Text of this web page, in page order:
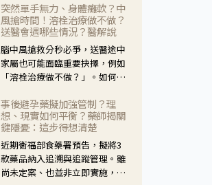
在重要。社團法人台灣自我照護
產業協會 提出「非處方藥正確使
用」與「藥師給力」，鼓勵民眾
建立安全且正確的自我照護習
慣。
突然單手無力、身體癱軟？中
風搶時間！溶栓治療做不做？
送醫會遇哪些情況？醫解說
腦中風搶救分秒必爭，送醫途中
家屬也可能面臨重要抉擇，例如
「溶栓治療做不做？」。如何搶
會理事長陳龍醫師解說！
事後避孕藥擬加強管制？理
想、現實如何平衡？藥師揭關
鍵隱憂：這步得想清楚
近期衛福部食藥署預告，擬將3
款藥品納入追溯與追蹤管理。雖
尚未定案、也並非立即實施，不